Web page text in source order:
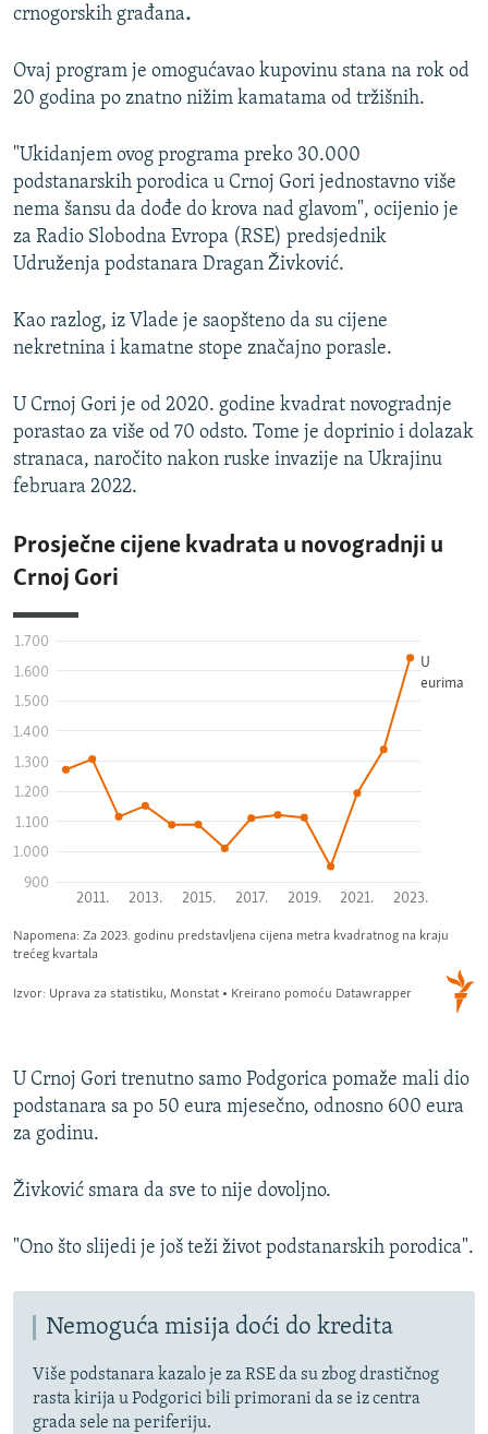
SVE KARTE DEJTONA
crnogorskih građana.
Ovaj program je omogućavao kupovinu stana na rok od
20 godina po znatno nižim kamatama od tržišnih.
"Ukidanjem ovog programa preko 30.000
podstanarskih porodica u Crnoj Gori jednostavno više
nema šansu da dođe do krova nad glavom", ocijenio je
za Radio Slobodna Evropa (RSE) predsjednik
Udruženja podstanara Dragan Živković.
Kao razlog, iz Vlade je saopšteno da su cijene
nekretnina i kamatne stope značajno porasle.
U Crnoj Gori je od 2020. godine kvadrat novogradnje
porastao za više od 70 odsto. Tome je doprinio i dolazak
stranaca, naročito nakon ruske invazije na Ukrajinu
februara 2022.
U Crnoj Gori trenutno samo Podgorica pomaže mali dio
podstanara sa po 50 eura mjesečno, odnosno 600 eura
za godinu.
Živković smara da sve to nije dovoljno.
"Ono što slijedi je još teži život podstanarskih porodica".
Nemoguća misija doći do kredita
Više podstanara kazalo je za RSE da su zbog drastičnog
rasta kirija u Podgorici bili primorani da se iz centra
grada sele na periferiju.